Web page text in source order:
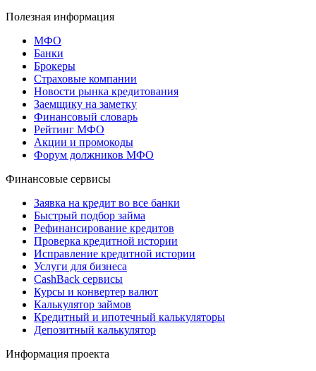
Полезная информация
МФО
Банки
Брокеры
Страховые компании
Новости рынка кредитования
Заемщику на заметку
Финансовый словарь
Рейтинг МФО
Акции и промокоды
Форум должников МФО
Финансовые сервисы
Заявка на кредит во все банки
Быстрый подбор займа
Рефинансирование кредитов
Проверка кредитной истории
Исправление кредитной истории
Услуги для бизнеса
CashBack сервисы
Курсы и конвертер валют
Калькулятор займов
Кредитный и ипотечный калькуляторы
Депозитный калькулятор
Информация проекта